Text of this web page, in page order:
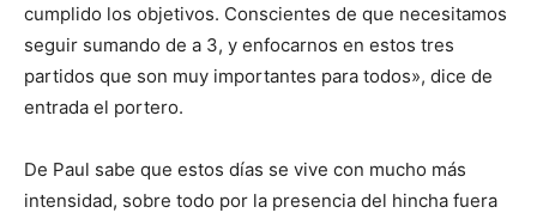
cumplido los objetivos. Conscientes de que necesitamos
seguir sumando de a 3, y enfocarnos en estos tres
partidos que son muy importantes para todos», dice de
entrada el portero.
De Paul sabe que estos días se vive con mucho más
intensidad, sobre todo por la presencia del hincha fuera